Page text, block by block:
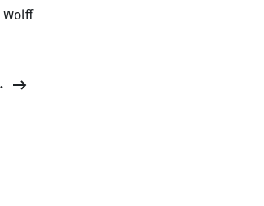
Wolff